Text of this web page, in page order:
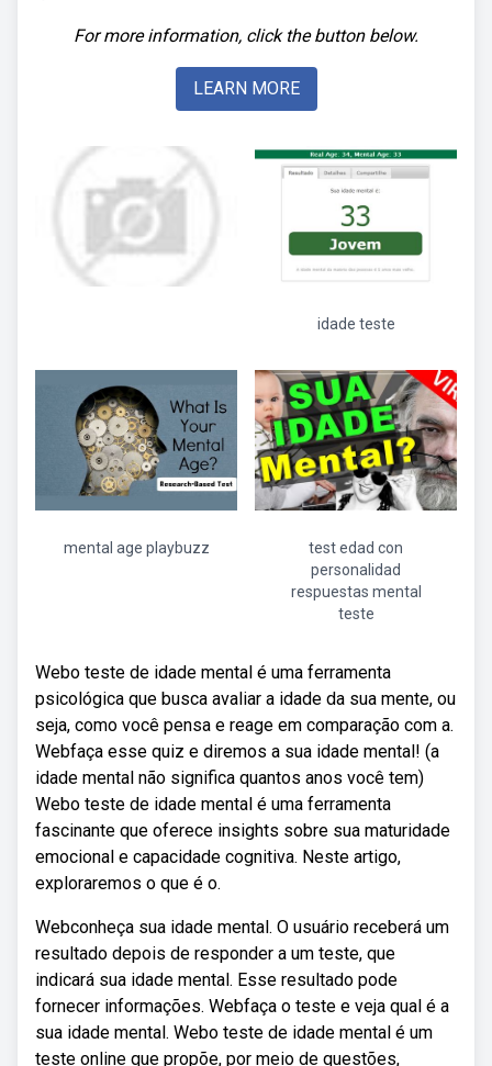
For more information, click the button below.
LEARN MORE
idade teste
mental age playbuzz
test edad con
personalidad
respuestas mental
teste
Webo teste de idade mental é uma ferramenta
psicológica que busca avaliar a idade da sua mente, ou
seja, como você pensa e reage em comparação com a.
Webfaça esse quiz e diremos a sua idade mental! (a
idade mental não significa quantos anos você tem)
Webo teste de idade mental é uma ferramenta
fascinante que oferece insights sobre sua maturidade
emocional e capacidade cognitiva. Neste artigo,
exploraremos o que é o.
Webconheça sua idade mental. O usuário receberá um
resultado depois de responder a um teste, que
indicará sua idade mental. Esse resultado pode
fornecer informações. Webfaça o teste e veja qual é a
sua idade mental. Webo teste de idade mental é um
teste online que propõe, por meio de questões,